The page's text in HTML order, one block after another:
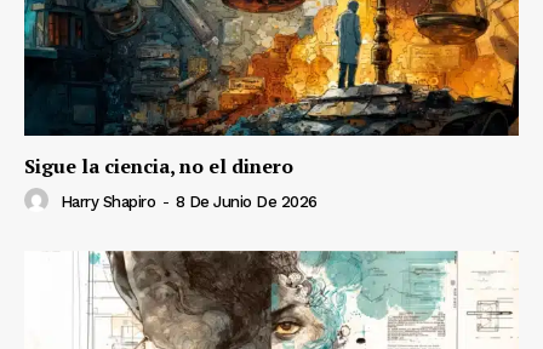
Sigue la ciencia, no el dinero
Harry Shapiro - 8 De Junio De 2026